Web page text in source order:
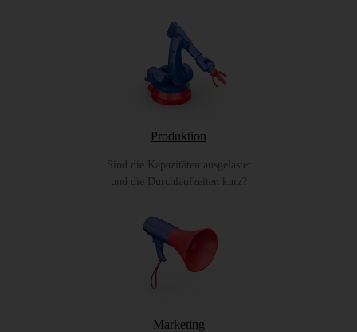
Produktion
Sind die Kapazitäten ausgelastet
und die Durchlaufzeiten kurz?
Marketing